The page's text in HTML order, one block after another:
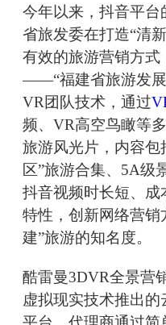
今年以来，抖音平台
省旅发委在打造“清
有效的旅游营销方
——“福建省旅游发展
VR团队技术，通过
频、VR高空鸟瞰等
旅游风光片，内容包
区”旅游合集、5A级
抖音视频时长短、
特性，创新网络营销
建”旅游的知名度。
酷雷曼3DVR全景营
虚拟现实技术推出